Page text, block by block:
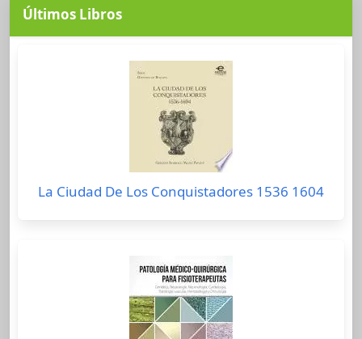
Últimos Libros
La Ciudad De Los Conquistadores 1536 1604